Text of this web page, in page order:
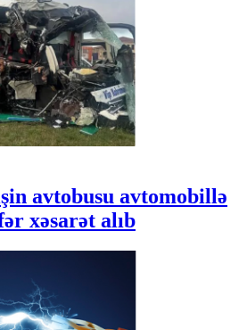
avtobusu avtomobillə
xəsarət alıb